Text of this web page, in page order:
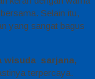
Selain itu,
yang sangat bagus
sarjana,
terpercaya.